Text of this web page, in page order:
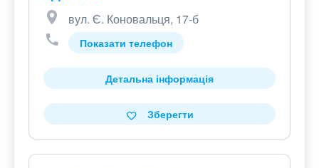
вул. Є. Коновальця, 17-б
Показати телефон
Детальна інформація
Зберегти